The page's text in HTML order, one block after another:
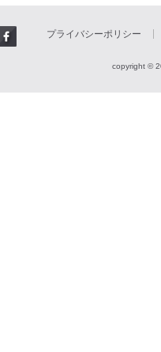
プライバシーポリシー
copyright ©